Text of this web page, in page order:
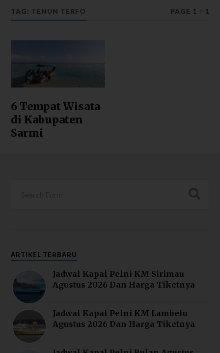
TAG: TENUN TERFO PAGE 1 1
6 Tempat Wisata
di Kabupaten
Sarmi
ARTIKEL TERBARU
Jadwal Kapal Pelni KM Sirimau
Agustus 2026 Dan Harga Tiketnya
Jadwal Kapal Pelni KM Lambelu
Agustus 2026 Dan Harga Tiketnya